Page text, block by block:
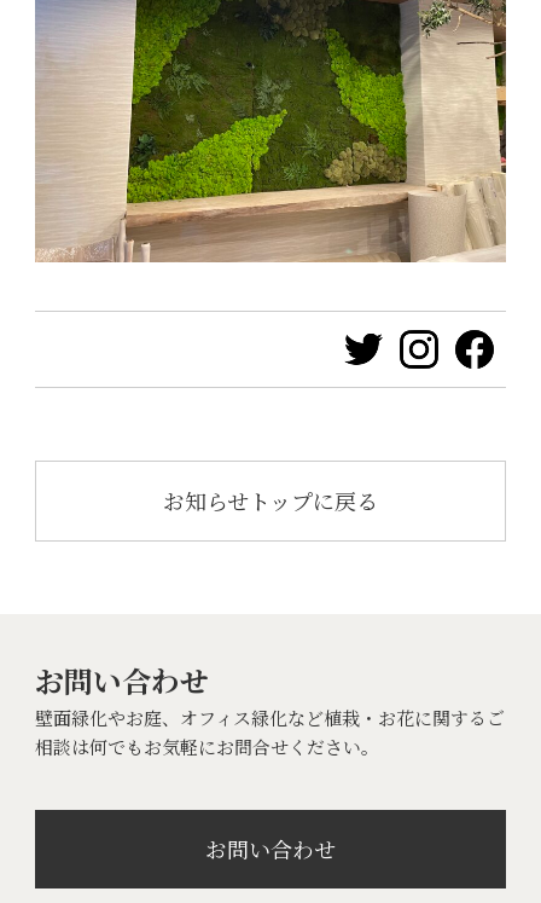
お知らせトップに戻る
お問い合わせ
壁面緑化やお庭、オフィス緑化など植栽・お花に関するご
相談は何でもお気軽にお問合せください。
お問い合わせ